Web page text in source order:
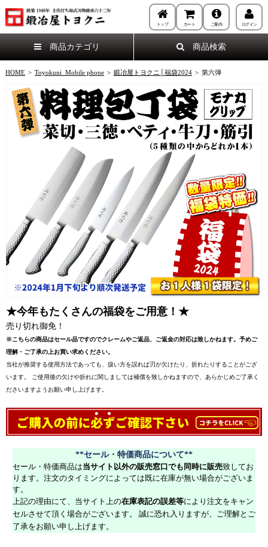
トップ カート ご案内 ログイン
商品カテゴリ 商品検索
HOME > Toyokuni_Mobile phone > 鍛冶屋トヨクニ│福袋2024 > 第六弾
★今年もたくさんの福袋をご用意！★
売り切れ御免！
※こちらの商品はセール品ですのでクレームやご返品、ご返金の対応は致しかねます。予めご
理解・ご了承の上お買い求めください。
当社が推奨する使用方法であっても、扱い方を誤れば刃が欠けたり、折れたりすることがござ
います。 ご使用後の欠けや折れに関しましては補償を致しかねますので、あらかじめご了承く
ださいますようお願い申し上げます。
**セール・特価商品について**
セール・特価商品は当サイト以外の販売窓口でも同時に販売致してお
ります。注文のタイミングによっては既に在庫が無い場合がございま
す。
上記の理由にて、当サイト上の在庫表記の誤差等により注文をキャン
セルさせて頂く場合がございます。 誠に恐れ入りますが、ご理解とご
了承をお願い申し上げます。